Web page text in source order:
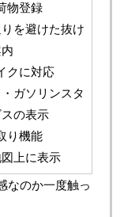
物登録
を避けた抜け
クに対応
ガソリンスタ
の表示
り機能
図上に表示
なのか一度触っ